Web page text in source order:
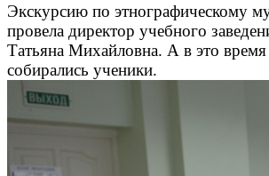
Экскурсию по этнографическому
провела директор учебного
Татьяна Михайловна. А в это время
собирались ученики.